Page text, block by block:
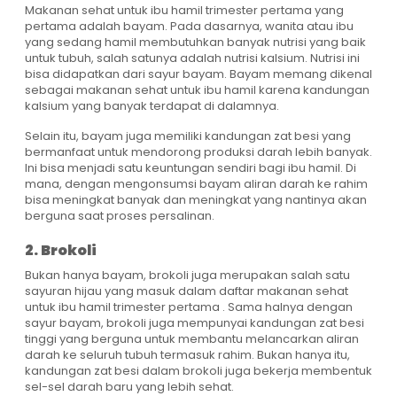
Makanan sehat untuk ibu hamil trimester pertama yang
pertama adalah bayam. Pada dasarnya, wanita atau ibu
yang sedang hamil membutuhkan banyak nutrisi yang baik
untuk tubuh, salah satunya adalah nutrisi kalsium. Nutrisi ini
bisa didapatkan dari sayur bayam. Bayam memang dikenal
sebagai makanan sehat untuk ibu hamil karena kandungan
kalsium yang banyak terdapat di dalamnya.
Selain itu, bayam juga memiliki kandungan zat besi yang
bermanfaat untuk mendorong produksi darah lebih banyak.
Ini bisa menjadi satu keuntungan sendiri bagi ibu hamil. Di
mana, dengan mengonsumsi bayam aliran darah ke rahim
bisa meningkat banyak dan meningkat yang nantinya akan
berguna saat proses persalinan.
2. Brokoli
Bukan hanya bayam, brokoli juga merupakan salah satu
sayuran hijau yang masuk dalam daftar makanan sehat
untuk ibu hamil trimester pertama . Sama halnya dengan
sayur bayam, brokoli juga mempunyai kandungan zat besi
tinggi yang berguna untuk membantu melancarkan aliran
darah ke seluruh tubuh termasuk rahim. Bukan hanya itu,
kandungan zat besi dalam brokoli juga bekerja membentuk
sel-sel darah baru yang lebih sehat.